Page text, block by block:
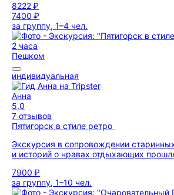
8222 ₽
7400 ₽
за группу, 1–4 чел.
2 часа
Пешком
индивидуальная
Анна
5,0
7 отзывов
Пятигорск в стиле ретро
Экскурсия в сопровождении
и историй о нравах отдыхающих
7900 ₽
за группу, 1–10 чел.